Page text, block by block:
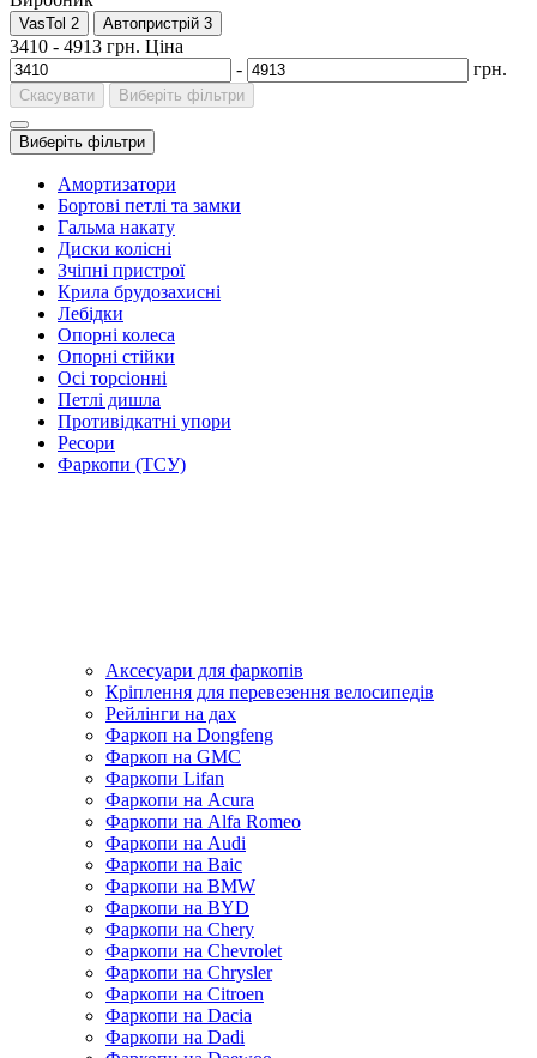
VasTol 2 Автопристрій 3
3410 - 4913 грн. Ціна
-
грн.
Скасувати Виберіть фільтри
Виберіть фільтри
Амортизатори
Бортові петлі та замки
Гальма накату
Диски колісні
Зчіпні пристрої
Крила брудозахисні
Лебідки
Опорні колеса
Опорні стійки
Осі торсіонні
Петлі дишла
Противідкатні упори
Ресори
Фаркопи (ТСУ)
Аксесуари для фаркопів
Кріплення для перевезення велосипедів
Рейлінги на дах
Фаркоп на Dongfeng
Фаркоп на GMC
Фаркопи Lifan
Фаркопи на Acura
Фаркопи на Alfa Romeo
Фаркопи на Audi
Фаркопи на Baic
Фаркопи на BMW
Фаркопи на BYD
Фаркопи на Chery
Фаркопи на Chevrolet
Фаркопи на Chrysler
Фаркопи на Citroen
Фаркопи на Dacia
Фаркопи на Dadi